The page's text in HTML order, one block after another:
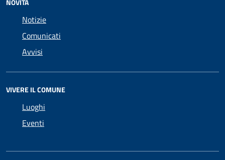
NOVITÀ
Notizie
Comunicati
Avvisi
VIVERE IL COMUNE
Luoghi
Eventi